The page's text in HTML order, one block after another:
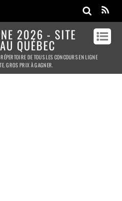
2026 - SITE
QUÉBEC
DE TOUS LES CONCOURS EN LIGNE
GROS PRIX À GAGNER.